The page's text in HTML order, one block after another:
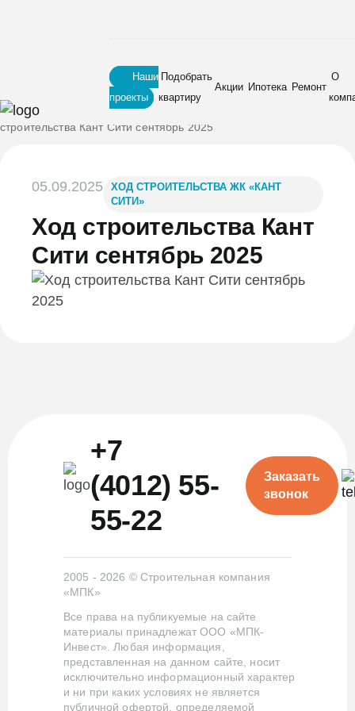
Наши
проекты
Подобрать
квартиру
Акции Ипотека Ремонт
О
Главная Ход строительства ЖК «Кант Сити»
строительства Кант Сити сентябрь 2025
05.09.2025
ХОД СТРОИТЕЛЬСТВА ЖК «КАНТ
СИТИ»
Ход строительства Кант
Сити сентябрь 2025
+7
(4012) 55-
55-22
Заказать
звонок
2005 - 2026 © Строительная компания
«МПК»
Все права на публикуемые на сайте
материалы принадлежат ООО «МПК-
Инвест». Любая информация,
представленная на данном сайте, носит
исключительно информационный характер
и ни при каких условиях не является
публичной офертой, определяемой